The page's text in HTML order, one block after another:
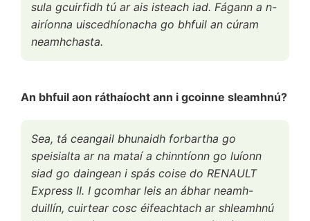
sula gcuirfidh tú ar ais isteach iad. Fágann a n-
airíonna uiscedhíonacha go bhfuil an cúram
neamhchasta.
An bhfuil aon ráthaíocht ann i gcoinne sleamhnú?
Sea, tá ceangail bhunaidh forbartha go
speisialta ar na mataí a chinntíonn go luíonn
siad go daingean i spás coise do RENAULT
Express II. I gcomhar leis an ábhar neamh-
duillín, cuirtear cosc éifeachtach ar shleamhnú